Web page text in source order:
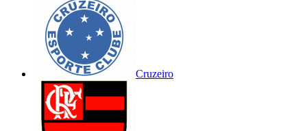
Cruzeiro